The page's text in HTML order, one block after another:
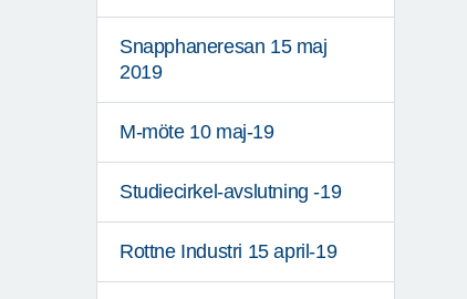
Snapphaneresan 15 maj
2019
M-möte 10 maj-19
Studiecirkel-avslutning -19
Rottne Industri 15 april-19